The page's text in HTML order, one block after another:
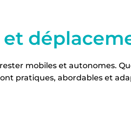
mobiles et autonomes.
pratiques, abordables et